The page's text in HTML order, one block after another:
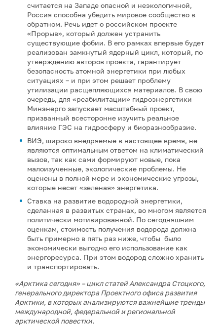
считается на Западе опасной и неэкологичной,
Россия способна убедить мировое сообщество в
обратном. Речь идет о российском проекте
«Прорыв», который должен устранить
существующие фобии. В его рамках впервые будет
реализован замкнутый ядерный цикл, который, по
утверждению авторов проекта, гарантирует
безопасность атомной энергетики при любых
ситуациях – и при этом решает проблему
утилизации расщепляющихся материалов. В свою
очередь, для «реабилитации» гидроэнергетики
Минэнерго запускает масштабный проект,
призванный всесторонне изучить реальное
влияние ГЭС на гидросферу и биоразнообразие.
ВИЭ, широко внедряемые в настоящее время, не
являются оптимальным ответом на климатический
вызов, так как сами формируют новые, пока
малоизученные, экологические проблемы. Не
оценены в полной мере и экономические угрозы,
которые несет «зеленая» энергетика.
Ставка на развитие водородной энергетики,
сделанная в развитых странах, во многом является
политически мотивированной. По сегодняшним
оценкам, стоимость получения водорода должна
быть примерно в пять раз ниже, чтобы было
экономически выгодно его использование как
энергоресурса. При этом водород сложно хранить
и транспортировать.
«Арктика сегодня» – цикл статей Александра Стоцкого,
генерального директора Проектного офиса развития
Арктики, в которых анализируются важнейшие тренды
международной, федеральной и региональной
арктической повестки.